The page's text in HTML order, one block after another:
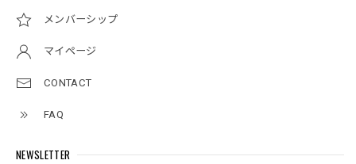
メンバーシップ
マイページ
CONTACT
FAQ
NEWSLETTER